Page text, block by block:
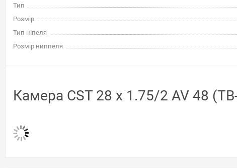
Тип
Розмір
Тип ніпеля
Розмір ниппеля
Камера CST 28 x 1.75/2 AV 48